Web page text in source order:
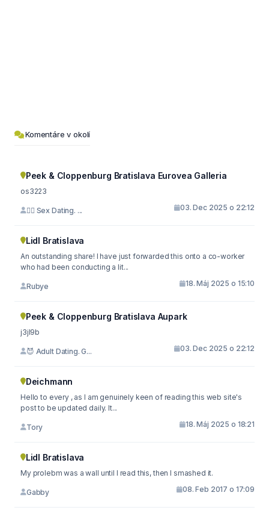
Komentáre v okolí
Peek & Cloppenburg Bratislava Eurovea Galleria
os3223
🙇‍♀️ Sex Dating. ... 03. Dec 2025 o 22:12
Lidl Bratislava
An outstanding share! I have just forwarded this onto a co-worker
who had been conducting a lit...
Rubye 18. Máj 2025 o 15:10
Peek & Cloppenburg Bratislava Aupark
j3jl9b
😈 Adult Dating. G... 03. Dec 2025 o 22:12
Deichmann
Hello to every , as I am genuinely keen of reading this web site's
post to be updated daily. It...
Tory 18. Máj 2025 o 18:21
Lidl Bratislava
My prolebm was a wall until I read this, then I smashed it.
Gabby 08. Feb 2017 o 17:09